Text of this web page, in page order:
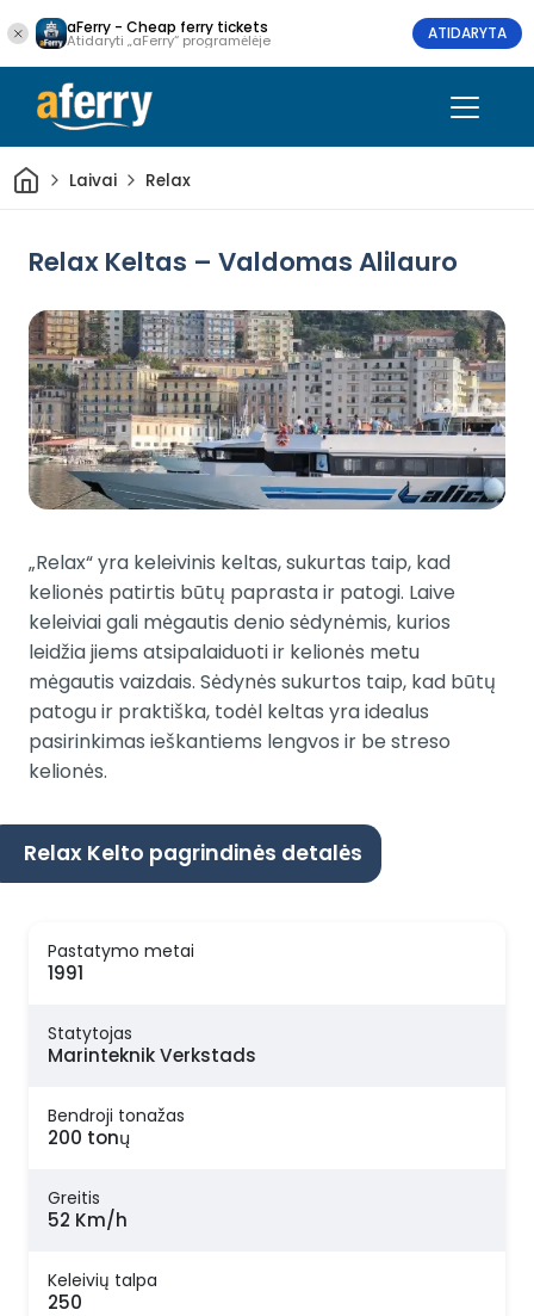
aFerry - Cheap ferry tickets
Atidaryti „aFerry“ programėlėje ATIDARYTA
Pradžia
Laivai Relax
Relax Keltas – Valdomas Alilauro
„Relax“ yra keleivinis keltas, sukurtas taip, kad
kelionės patirtis būtų paprasta ir patogi. Laive
keleiviai gali mėgautis denio sėdynėmis, kurios
leidžia jiems atsipalaiduoti ir kelionės metu
mėgautis vaizdais. Sėdynės sukurtos taip, kad būtų
patogu ir praktiška, todėl keltas yra idealus
pasirinkimas ieškantiems lengvos ir be streso
kelionės.
Relax Kelto pagrindinės detalės
Pastatymo metai
1991
Statytojas
Marinteknik Verkstads
Bendroji tonažas
200 tonų
Greitis
52 Km/h
Keleivių talpa
250